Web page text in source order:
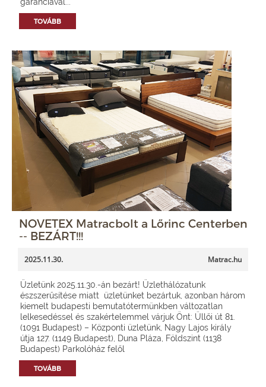
TOVÁBB
NOVETEX Matracbolt a Lőrinc Centerben
-- BEZÁRT!!!
2025.11.30. Matrac.hu
Üzletünk 2025.11.30.-án bezárt! Üzlethálózatunk
észszerűsítése miatt üzletünket bezártuk, azonban három
kiemelt budapesti bemutatótermünkben változatlan
lelkesedéssel és szakértelemmel várjuk Önt: Üllői út 81.
(1091 Budapest) – Központi üzletünk, Nagy Lajos király
útja 127. (1149 Budapest), Duna Pláza, Földszint (1138
Budapest) Parkolóház felől
TOVÁBB